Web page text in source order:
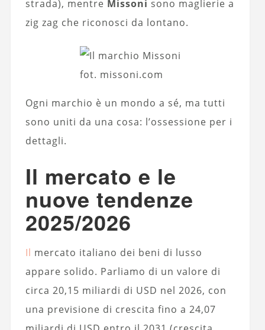
strada), mentre Missoni sono maglierie a
zig zag che riconosci da lontano.
fot. missoni.com
Ogni marchio è un mondo a sé, ma tutti
sono uniti da una cosa: l’ossessione per i
dettagli.
Il mercato e le
nuove tendenze
2025/2026
Il mercato italiano dei beni di lusso
appare solido. Parliamo di un valore di
circa 20,15 miliardi di USD nel 2026, con
una previsione di crescita fino a 24,07